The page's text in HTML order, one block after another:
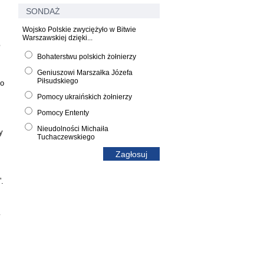
SONDAŻ
Wojsko Polskie zwyciężyło w Bitwie
Warszawskiej dzięki...
Bohaterstwu polskich żołnierzy
Geniuszowi Marszałka Józefa
Piłsudskiego
Pomocy ukraińskich żołnierzy
Pomocy Ententy
Nieudolności Michaiła
Tuchaczewskiego